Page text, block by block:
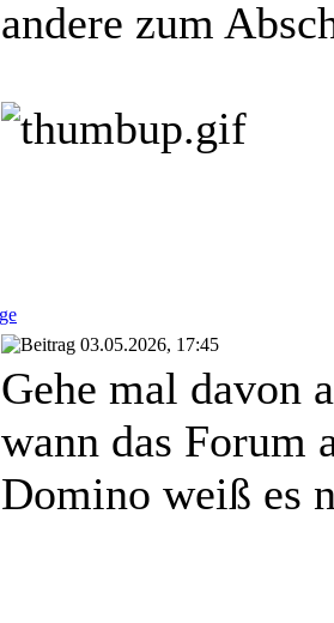
andere zum
03.05.2026, 17:45
Gehe mal davon
wann das Forum
Domino weiß es